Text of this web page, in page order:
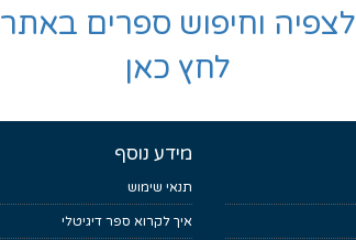
לצפיה וחיפוש ספרים באתר
לחץ כאן
מידע נוסף
תנאי שימוש
איך לקרוא ספר דיגיטלי